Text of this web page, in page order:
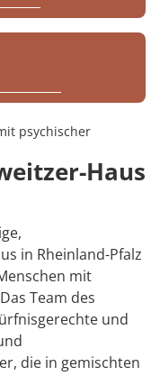
psychischer
Haus
in Rheinland-Pfalz
mit
Team des
und
die in gemischten